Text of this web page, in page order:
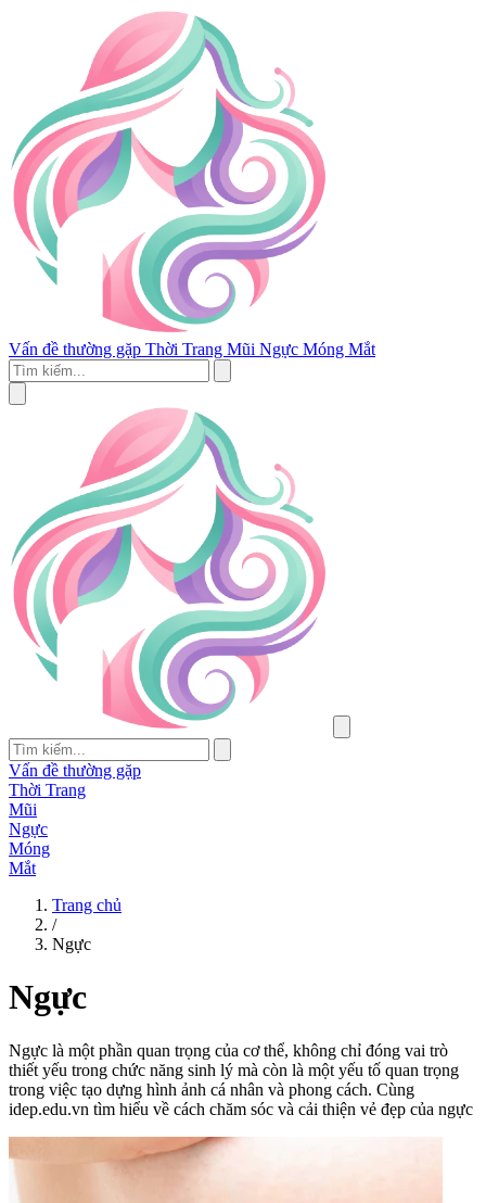
Vấn đề thường gặp Thời Trang Mũi Ngực Móng Mắt
Vấn đề thường gặp
Thời Trang
Mũi
Ngực
Móng
Mắt
Trang chủ
/
Ngực
Ngực
Ngực là một phần quan trọng của cơ thể, không chỉ đóng vai trò
thiết yếu trong chức năng sinh lý mà còn là một yếu tố quan trọng
trong việc tạo dựng hình ảnh cá nhân và phong cách. Cùng
idep.edu.vn tìm hiểu về cách chăm sóc và cải thiện vẻ đẹp của ngực